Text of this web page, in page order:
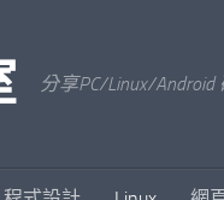
分享PC/Linux/